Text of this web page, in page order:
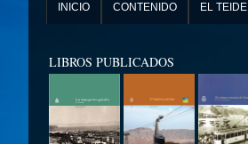
INICIO CONTENIDO EL TEIDE
LIBROS PUBLICADOS